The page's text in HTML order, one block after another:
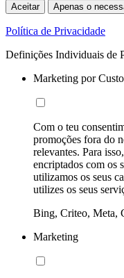
Aceitar Apenas o
Política de Privacidade
Definições Individuais de
Marketing por
Com o teu
promoções fora do
relevantes. Para
encriptados com os
utilizamos os seus
utilizes os seus
Bing, Criteo, Meta,
Marketing